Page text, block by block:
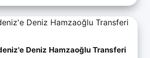
Deniz Hamzaoğlu Transferi